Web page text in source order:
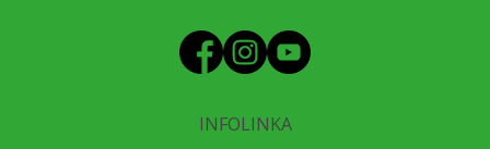
INFOLINKA